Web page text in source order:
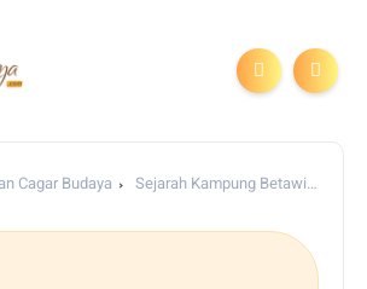
Cagar Budaya
Sejarah Kampung Betawi